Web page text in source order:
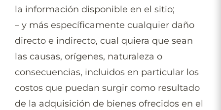
la información disponible en el sitio;
– y más específicamente cualquier daño
directo e indirecto, cual quiera que sean
las causas, orígenes, naturaleza o
consecuencias, incluidos en particular los
costos que puedan surgir como resultado
de la adquisición de bienes ofrecidos en el